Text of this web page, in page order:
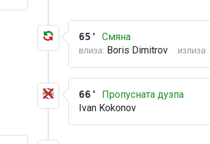
65' Смяна
влиза: Boris Dimitrov излиза:
66'
Пропусната дузпа
Ivan Kokonov